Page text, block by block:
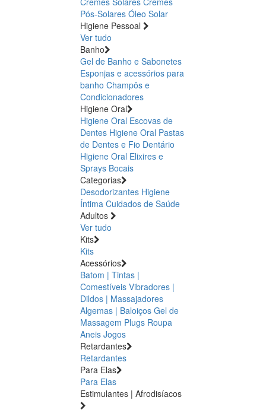
Pós-Solares Óleo Solar
Higiene Pessoal
Ver tudo
Banho
Gel de Banho e Sabonetes
Esponjas e acessórios para
banho Champôs e
Condicionadores
Higiene Oral
Higiene Oral Escovas de
Dentes Higiene Oral Pastas
de Dentes e Fio Dentário
Higiene Oral Elixires e
Sprays Bocais
Categorias
Desodorizantes Higiene
Íntima Cuidados de Saúde
Adultos
Ver tudo
Kits
Kits
Acessórios
Batom | Tintas |
Comestíveis Vibradores |
Dildos | Massajadores
Algemas | Baloiços Gel de
Massagem Plugs Roupa
Aneis Jogos
Retardantes
Retardantes
Para Elas
Para Elas
Estimulantes | Afrodisíacos